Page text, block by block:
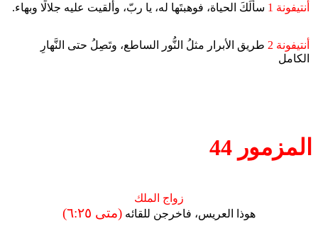
أنتيفونة 1 سألَكَ الحياة، فوهبتَها له، يا ربّ، وألقيت عليه جلالًا وبهاء.
أنتيفونة 2
طريق الأبرار مثلُ النُّور الساطع، وتَصِلُ حتى النَّهارِ
الكامل
المزمور 44
زواج الملك
هوذا العريس، فاخرجن للقائه (متى ٦:٢٥)